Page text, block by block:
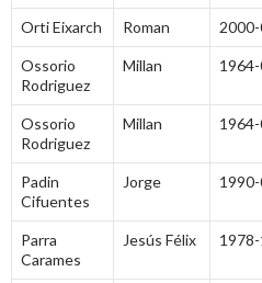
Orti Eixarch Roman
Ossorio
Rodriguez
Millan
Ossorio
Rodriguez
Millan
Padin
Cifuentes
Jorge
Parra
Carames
Jesús Félix